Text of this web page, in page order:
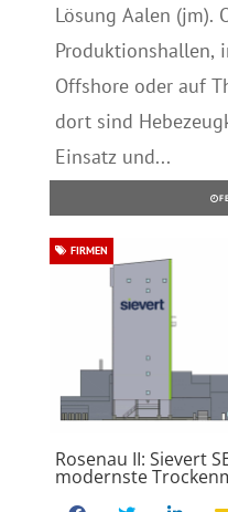
Lösung Aalen (jm).
Produktionshallen,
Offshore oder auf
dort sind
Einsatz und...
Rosenau II: Sievert
modernste
FIRMEN